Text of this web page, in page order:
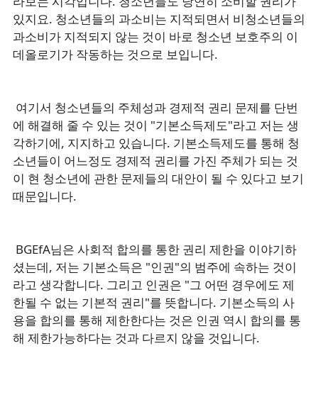
있지요. 청소년들의 과소비는 지적되면서 비청소년들의
과소비가 지적되지 않는 것이 바로 청소년 보호주의 이
데올로기가 작동하는 것으로 보입니다.
여기서 청소년들의 주체성과 경제적 권리 문제를 단번
에 해결해 줄 수 있는 것이 "기본소득제도"라고 저는 생
각하기에, 지지하고 있습니다. 기본소득제도를 통해 청
소년들이 어느정도 경제적 권리를 가진 주체가 되는 것
이 현 청소년에 관한 문제들의 대안이 될 수 있다고 보기
때문입니다.
BGEfA님은 사회적 합의를 통한 권리 제한을 이야기하
셨는데, 저는 기본소득은 "인권"의 범주에 속하는 것이
라고 생각합니다. 그리고 인권은 "그 어떤 경우에도 제
한될 수 없는 기본적 권리"를 뜻합니다. 기본소득의 사
용을 합의를 통해 제한한다는 것은 인권 역시 합의를 통
해 제한가능하다는 것과 다르지 않을 것입니다.